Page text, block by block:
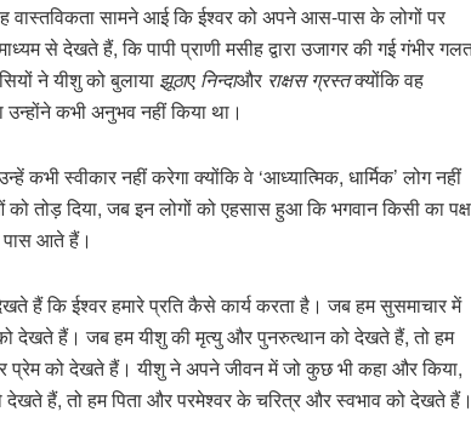
सामने आई कि ईश्वर को अपने आस-पास के लोगों पर
से देखते हैं, कि पापी प्राणी मसीह द्वारा उजागर की गई गंभीर
ने यीशु को बुलाया झूठाए निन्दाऔर राक्षस ग्रस्तक्योंकि वह
कभी अनुभव नहीं किया था।
स्वीकार नहीं करेगा क्योंकि वे ‘आध्यात्मिक, धार्मिक’ लोग नहीं
तोड़ दिया, जब इन लोगों को एहसास हुआ कि भगवान किसी का पक्ष
पास आते हैं।
हैं कि ईश्वर हमारे प्रति कैसे कार्य करता है। जब हम सुसमाचार में
देखते हैं। जब हम यीशु की मृत्यु और पुनरुत्थान को देखते हैं, तो हम
प्रेम को देखते हैं। यीशु ने अपने जीवन में जो कुछ भी कहा और किया,
देखते हैं, तो हम पिता और परमेश्वर के चरित्र और स्वभाव को देखते हैं।